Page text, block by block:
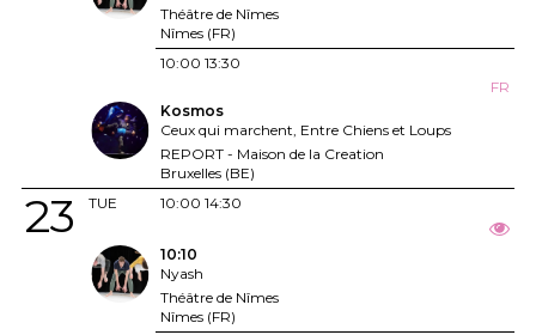
Théâtre de Nîmes
Nîmes (FR)
10:00 13:30
FR
Kosmos
Ceux qui marchent, Entre Chiens et Loups
REPORT - Maison de la Creation
Bruxelles (BE)
TUE
23 10:00 14:30
10:10
Nyash
Théâtre de Nîmes
Nîmes (FR)